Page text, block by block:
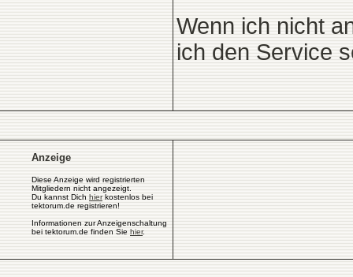
Wenn ich nicht
ich den Service
Anzeige
Diese Anzeige wird registrierten
Mitgliedern nicht angezeigt.
Du kannst Dich hierkostenlos bei
tektorum.de registrieren!
Informationen zur Anzeigenschaltung
bei tektorum.de finden Sie hier.